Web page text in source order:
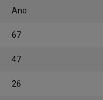
Ano
67
47
26